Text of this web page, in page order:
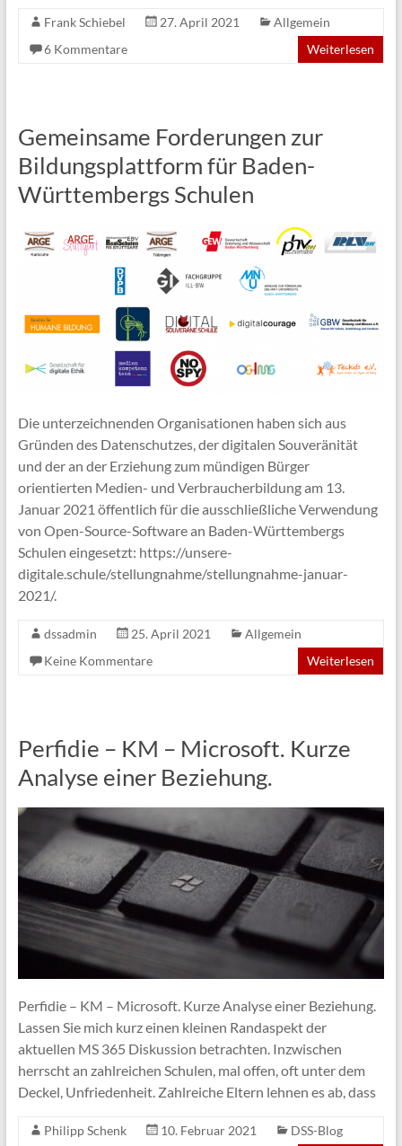
Frank Schiebel 27. April 2021
Allgemein
6 Kommentare
Weiterlesen
Gemeinsame Forderungen zur
Bildungsplattform für Baden-
Württembergs Schulen
Die unterzeichnenden Organisationen haben sich aus
Gründen des Datenschutzes, der digitalen Souveränität
und der an der Erziehung zum mündigen Bürger
orientierten Medien- und Verbraucherbildung am 13.
Januar 2021 öffentlich für die ausschließliche Verwendung
von Open-Source-Software an Baden-Württembergs
Schulen eingesetzt: https://unsere-
digitale.schule/stellungnahme/stellungnahme-januar-
2021/.
dssadmin 25. April 2021
Allgemein
Keine Kommentare
Weiterlesen
Perfidie – KM – Microsoft. Kurze
Analyse einer Beziehung.
Perfidie – KM – Microsoft. Kurze Analyse einer Beziehung.
Lassen Sie mich kurz einen kleinen Randaspekt der
aktuellen MS 365 Diskussion betrachten. Inzwischen
herrscht an zahlreichen Schulen, mal offen, oft unter dem
Deckel, Unfriedenheit. Zahlreiche Eltern lehnen es ab, dass
Philipp Schenk 10. Februar 2021
DSS-Blog